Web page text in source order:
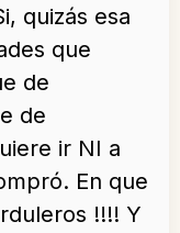
quizás esa
que
de
de
ir NI a
En que
!!!! Y